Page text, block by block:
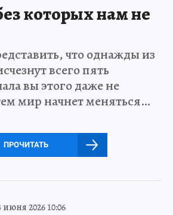
которых нам не
что однажды из
всего пять
вы этого даже не
мир начнет меняться…
ПРОЧИТАТЬ
июня 2026 10:06